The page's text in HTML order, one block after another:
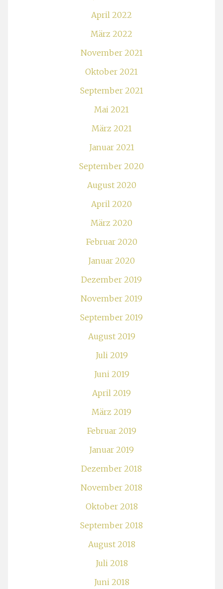
April 2022
März 2022
November 2021
Oktober 2021
September 2021
Mai 2021
März 2021
Januar 2021
September 2020
August 2020
April 2020
März 2020
Februar 2020
Januar 2020
Dezember 2019
November 2019
September 2019
August 2019
Juli 2019
Juni 2019
April 2019
März 2019
Februar 2019
Januar 2019
Dezember 2018
November 2018
Oktober 2018
September 2018
August 2018
Juli 2018
Juni 2018